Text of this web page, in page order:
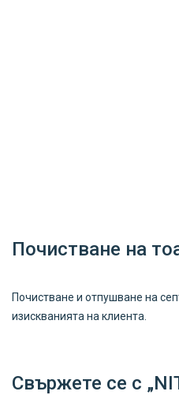
Почистване на
Почистване и отпушване на
изискванията на клиента.
Свържете се с